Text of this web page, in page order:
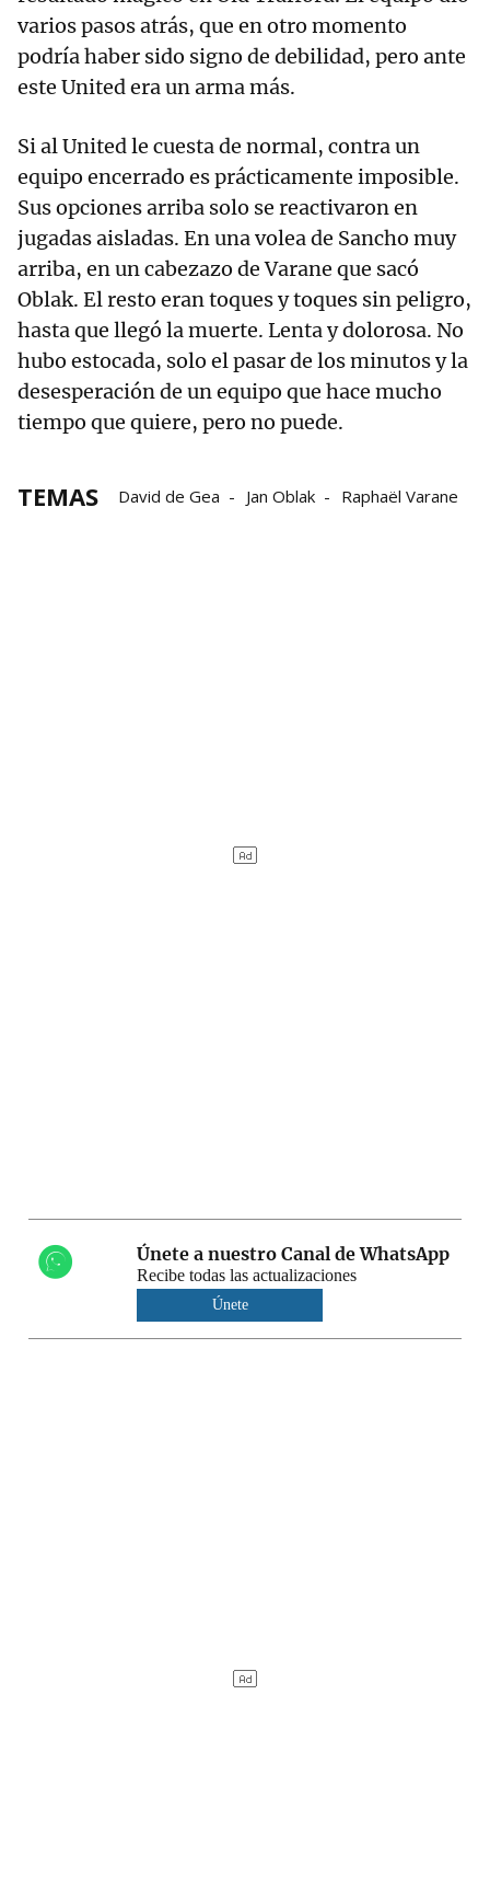
varios pasos atrás, que en otro momento
podría haber sido signo de debilidad, pero ante
este United era un arma más.
Si al United le cuesta de normal, contra un
equipo encerrado es prácticamente imposible.
Sus opciones arriba solo se reactivaron en
jugadas aisladas. En una volea de Sancho muy
arriba, en un cabezazo de Varane que sacó
Oblak. El resto eran toques y toques sin peligro,
hasta que llegó la muerte. Lenta y dolorosa. No
hubo estocada, solo el pasar de los minutos y la
desesperación de un equipo que hace mucho
tiempo que quiere, pero no puede.
TEMAS David de Gea Jan Oblak Raphaël Varane
Únete a nuestro Canal de WhatsApp
Recibe todas las actualizaciones
Únete